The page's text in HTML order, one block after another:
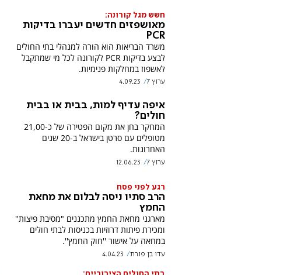
חשש מגל קורונה:
מאושפזים חדשים יעברו בדיקות
PCR
משרד הבריאות הוא הורה למנהלי בתי החולים
לבצע בדיקות PCR לקורונה לכל מי שמתקבל
לאשפוז במחלקות פנימיות.
ערוץ 7 4.09.23
איפה עדיף למות, בבית או בבית
חולים?
המחקר בחן את מקום הפטירה של כ-21,00
מטופלים עם סרטן בישראל ב-20 שנים
האחרונות.
ערוץ 7 12.06.23
רגע לפני פסח
הרב סתיו ניסה לבלום את מחאת
החמץ
מארגני מחאת החמץ מתכננים "מסיבת פיצות"
ומכירת פיתות דרוזיות בכניסות לבתי חולים
במחאה על אישור ''חוק החמץ''.
עדו בן פורת 4.04.23